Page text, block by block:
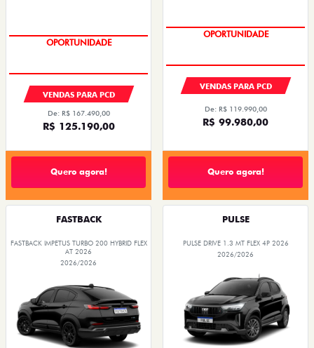
OPORTUNIDADE
VENDAS PARA PCD
De: R$ 167.490,00
R$ 125.190,00
Quero agora!
OPORTUNIDADE
VENDAS PARA PCD
De: R$ 119.990,00
R$ 99.980,00
Quero agora!
FASTBACK
FASTBACK IMPETUS TURBO 200 HYBRID FLEX
AT 2026
2026/2026
PULSE
PULSE DRIVE 1.3 MT FLEX 4P 2026
2026/2026